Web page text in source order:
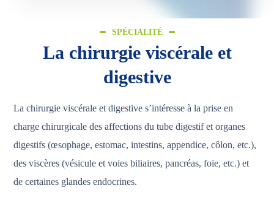
SPÉCIALITÉ
La chirurgie viscérale et
digestive
La chirurgie viscérale et digestive s’intéresse à la prise en
charge chirurgicale des affections du tube digestif et organes
digestifs (œsophage, estomac, intestins, appendice, côlon, etc.),
des viscères (vésicule et voies biliaires, pancréas, foie, etc.) et
de certaines glandes endocrines.